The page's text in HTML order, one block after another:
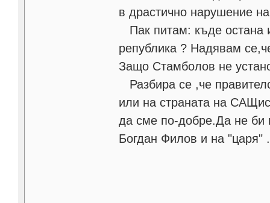
в драстично нарушение
Пак питам: къде остана
република ? Надявам
Защо Стамболов не
Разбира се ,че
или на страната на
да сме по-добре.Да не би
Богдан Филов и на "царя"